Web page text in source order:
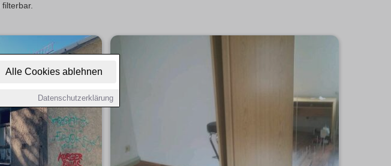
Alle Cookies ablehnen
Datenschutzerklärung
filterbar.